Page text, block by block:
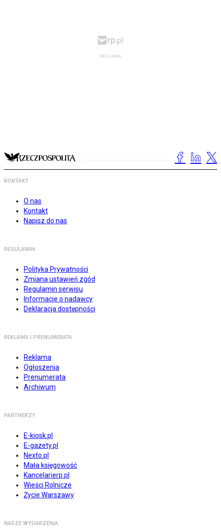
KONTAKT
O nas
Kontakt
Napisz do nas
REGULAMIN
Polityka Prywatności
Zmiana ustawień zgód
Regulamin serwisu
Informacje o nadawcy
Deklaracja dostępności
REKLAMA I PRENUMERATA
Reklama
Ogłoszenia
Prenumerata
Archiwum
PARTNERZY
E-kiosk.pl
E-gazety.pl
Nexto.pl
Mała księgowość
Kancelarierp.pl
Wieści Rolnicze
Życie Warszawy
NASZE WYDARZENIA